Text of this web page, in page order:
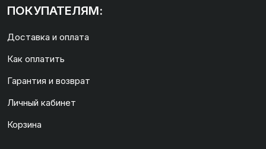
ПОКУПАТЕЛЯМ:
Доставка и оплата
Как оплатить
Гарантия и возврат
Личный кабинет
Корзина